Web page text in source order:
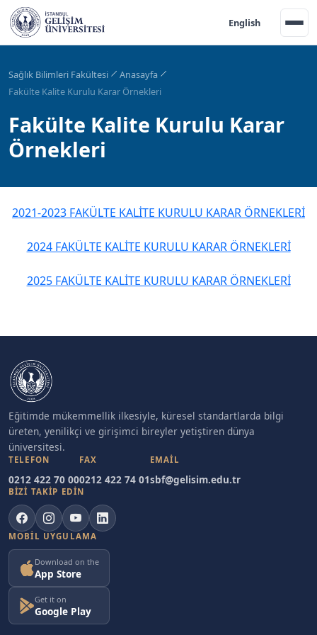
English
Sağlık Bilimleri Fakültesi
Anasayfa
Fakülte Kalite Kurulu Karar Örnekleri
Fakülte Kalite Kurulu Karar
Örnekleri
2021-2023 FAKÜLTE KALİTE KURULU KARAR ÖRNEKLERİ
2024 FAKÜLTE KALİTE KURULU KARAR ÖRNEKLERİ
2025 FAKÜLTE KALİTE KURULU KARAR ÖRNEKLERİ
Eğitimde mükemmellik ilkesiyle, küresel standartlarda bilgi
üreten, yenilikçi ve girişimci bireyler yetiştiren dünya
üniversitesi.
TELEFON
0212 422 70 00
FAX
0212 422 74 01
EMAIL
sbf@gelisim.edu.tr
BİZİ TAKİP EDİN
MOBIL UYGULAMA
Download on the
App Store
Get it on
Google Play